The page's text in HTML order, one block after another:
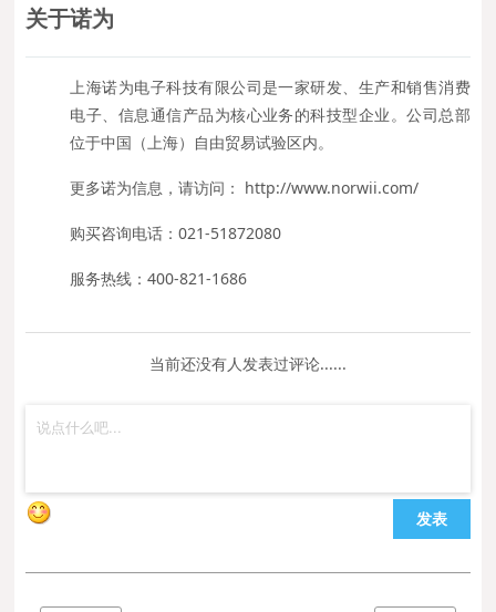
关于诺为
上海诺为电子科技有限公司是一家研发、生产和销售消费
电子、信息通信产品为核心业务的科技型企业。公司总部
位于中国（上海）自由贸易试验区内。
更多诺为信息，请访问： http://www.norwii.com/
购买咨询电话：021-51872080
服务热线：400-821-1686
当前还没有人发表过评论......
发表